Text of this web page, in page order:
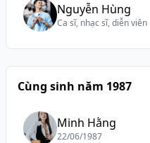
Nguyễn Hùng
Ca sĩ, nhạc sĩ, diễn viên
Cùng sinh năm 1987
Minh Hằng
22/06/1987